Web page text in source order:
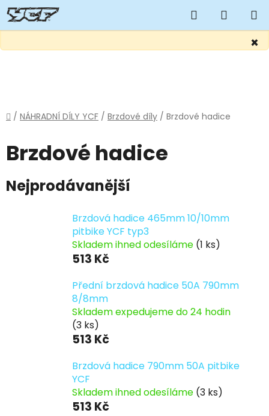
×
Hledat
KOŠÍK
Domů
/ NÁHRADNÍ DÍLY YCF / Brzdové díly / Brzdové hadice
Brzdové hadice
Nejprodávanější
Brzdová hadice 465mm 10/10mm
pitbike YCF typ3
Skladem ihned odesíláme (1 ks)
513 Kč
Přední brzdová hadice 50A 790mm
8/8mm
Skladem expedujeme do 24 hodin
(3 ks)
513 Kč
Brzdová hadice 790mm 50A pitbike
YCF
Skladem ihned odesíláme (3 ks)
513 Kč